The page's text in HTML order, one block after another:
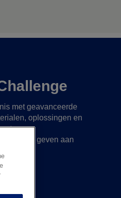
met geavanceerde
oplossingen en
en vorm te geven aan